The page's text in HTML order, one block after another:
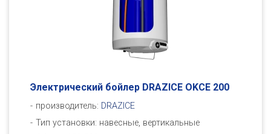
Электрический бойлер DRAZICE OKСE 200
производитель: DRAZICE
Тип установки: навесные, вертикальные